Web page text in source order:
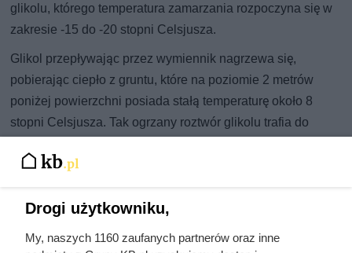
glikolu, którego temperatura zamarzania rozpoczyna się w
zakresie -15 do -20 stopni Celsjusza.
Glikol przepływając przez wymiennik nagrzewa się,
pobierając ciepło z gruntu, które na poziomie 2 metrów
poniżej powierzchni posiada stałą temperaturę około 8
stopni Celsjusza. Tak ogrzany roztwór glikolu trafia do
wymiennika ciepła parownika w module hydraulicznym
będący gazem technicznym o bardzo niskiej temperaturze
Drogi użytkowniku,
My, naszych 1160 zaufanych partnerów oraz inne